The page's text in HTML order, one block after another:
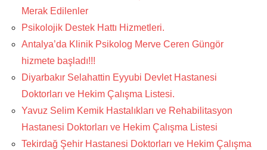
Merak Edilenler
Psikolojik Destek Hattı Hizmetleri.
Antalya’da Klinik Psikolog Merve Ceren Güngör
hizmete başladı!!!
Diyarbakır Selahattin Eyyubi Devlet Hastanesi
Doktorları ve Hekim Çalışma Listesi.
Yavuz Selim Kemik Hastalıkları ve Rehabilitasyon
Hastanesi Doktorları ve Hekim Çalışma Listesi
Tekirdağ Şehir Hastanesi Doktorları ve Hekim Çalışma